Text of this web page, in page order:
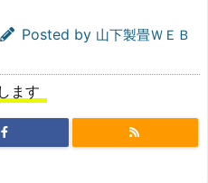
Posted by 山下製畳ＷＥＢ
ます